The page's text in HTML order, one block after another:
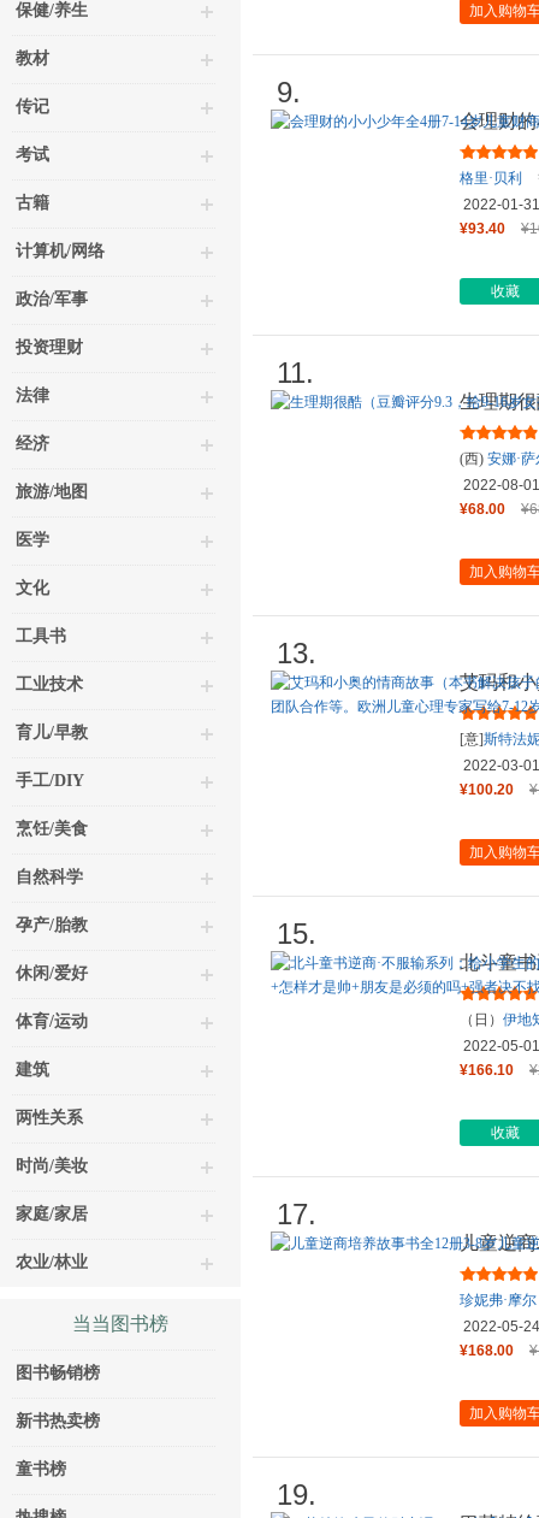
保健/养生
教材
传记
考试
古籍
计算机/网络
政治/军事
投资理财
法律
经济
旅游/地图
医学
文化
工具书
工业技术
育儿/早教
手工/DIY
烹饪/美食
自然科学
孕产/胎教
休闲/爱好
体育/运动
建筑
两性关系
时尚/美妆
家庭/家居
农业/林业
当当图书榜
图书畅销榜
新书热卖榜
童书榜
加入购物
9.
会理财
蒙书个
格里·贝利
2022-01-31
¥93.40
收藏
11.
生理期
的生理
(西) 安娜·
2022-08-01
¥68.00
加入购物
13.
艾玛和
社交困
[意]斯特法
出品
2022-03-01
¥100.20
加入购物
15.
北斗童
习秘籍
（日） 伊地
2022-05-01
¥166.10
收藏
17.
儿童逆
培养绘
珍妮弗·摩尔
2022-05-24
¥168.00
加入购物
19.